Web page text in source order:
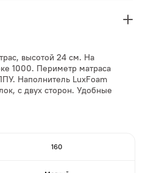
высотой 24 см. На
1000. Периметр матраса
Наполнитель LuxFoam
с двух сторон. Удобные
160